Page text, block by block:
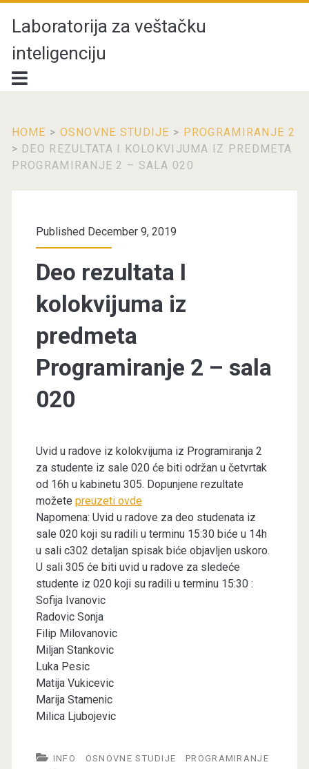
Laboratorija za veštačku
inteligenciju
HOME > OSNOVNE STUDIJE > PROGRAMIRANJE 2
> DEO REZULTATA I KOLOKVIJUMA IZ PREDMETA
PROGRAMIRANJE 2 – SALA 020
Published December 9, 2019
Deo rezultata I
kolokvijuma iz
predmeta
Programiranje 2 – sala
020
Uvid u radove iz kolokvijuma iz Programiranja 2
za studente iz sale 020 će biti održan u četvrtak
od 16h u kabinetu 305. Dopunjene rezultate
možete preuzeti ovde
Napomena: Uvid u radove za deo studenata iz
sale 020 koji su radili u terminu 15:30 biće u 14h
u sali c302 detaljan spisak biće objavljen uskoro.
U sali 305 će biti uvid u radove za sledeće
studente iz 020 koji su radili u terminu 15:30 :
Sofija Ivanovic
Radovic Sonja
Filip Milovanovic
Miljan Stankovic
Luka Pesic
Matija Vukicevic
Marija Stamenic
Milica Ljubojevic
INFO OSNOVNE STUDIJE
PROGRAMIRANJE